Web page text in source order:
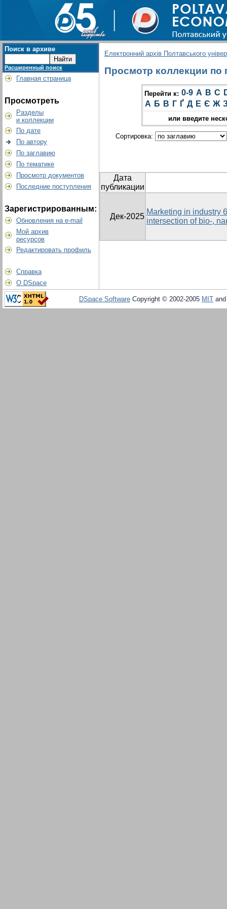
Поиск в архиве
Расширенный поиск
Главная страница
Просмотреть
Разделы
и коллекции
По дате
По автору
По заглавию
По тематике
Просмотр документов
Последние поступления
Зарегистрированным:
Обновления на e-mail
Мой архив
ресурсов
Редактировать профиль
Справка
О DSpace
Електронний архів Полтавського
Просмотр коллекции по
Перейти к: 0-9 A B C
А Б В Г Ґ Д Е Є Ж
или введите
Сортировка:
Дата
публикации
Дек-2025
Marketing in industry
intersection of bio-,
DSpace Software Copyright © 2002-2005 MIT